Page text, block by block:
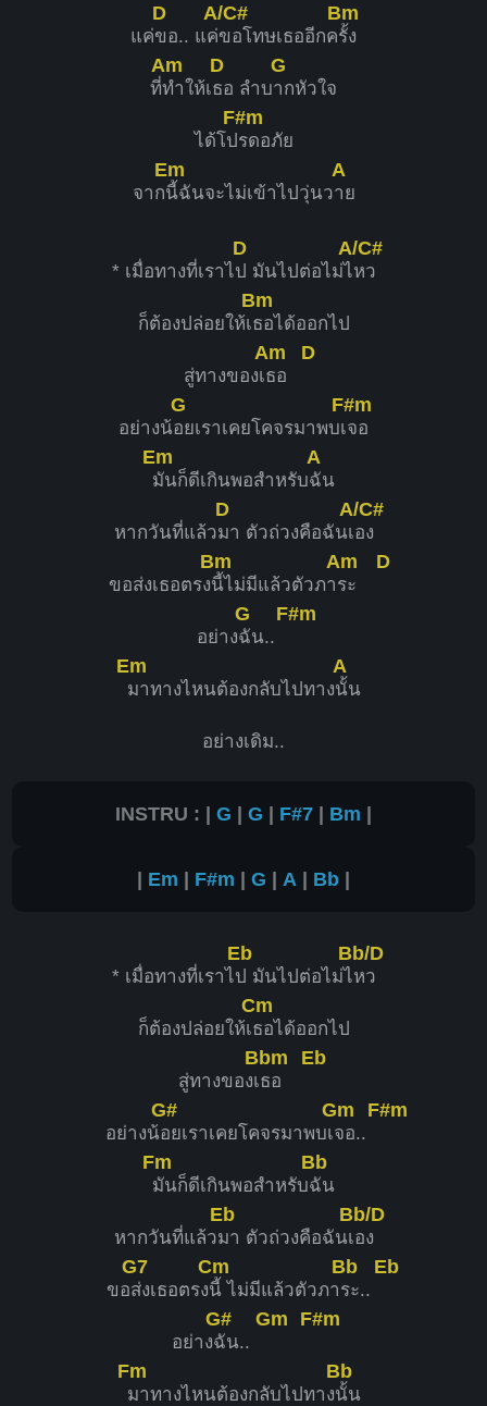
แค่
D
ขอ.. แค่
A/C#
ขอโทษเธออีกค
Bm
รั้ง
ที่
Am
ทำให้เ
D
ธอ ลำบ
G
ากหัวใจ
ได้โป
F#m
รดอภัย
จาก
Em
นี้ฉันจะไม่เข้าไปวุ่นว
A
าย
* เมื่อทางที่เราไ
D
ป มันไปต่อไม่ไ
A/C#
หว
ก็ต้องปล่อยให้เ
Bm
ธอได้ออกไป
สู่ทางของเ
Am
ธอ
D
อย่างน้
G
อยเราเคยโคจรมาพบเ
F#m
จอ
Em
มันก็ดีเกินพอสำหรับ
A
ฉัน
หากวันที่แล้ว
D
มา ตัวถ่วงคือฉันเ
A/C#
อง
ขอส่งเธอตรง
Bm
นี้ไม่มีแล้วตัวภา
Am
ระ
D
อย่าง
G
ฉัน..
F#m
Em
มาทางไหนต้องกลับไปทาง
A
นั้น
อย่างเดิม..
INSTRU : | G | G | F#7 | Bm |
| Em | F#m | G | A | Bb |
* เมื่อทางที่เราไ
Eb
ป มันไปต่อไม่ไ
Bb/D
หว
ก็ต้องปล่อยให้เ
Cm
ธอได้ออกไป
สู่ทางของเ
Bbm
ธอ
Eb
อย่างน้
G#
อยเราเคยโคจรมาพบเ
Gm
จอ..
F#m
Fm
มันก็ดีเกินพอสำหรับ
Bb
ฉัน
หากวันที่แล้ว
Eb
มา ตัวถ่วงคือฉันเ
Bb/D
อง
ขอ
G7
ส่งเธอตรง
Cm
นี้ ไม่มีแล้วตัวภา
Bb
ระ..
Eb
อย่าง
G#
ฉัน..
Gm F#m
Fm
มาทางไหนต้องกลับไปทาง
Bb
นั้น